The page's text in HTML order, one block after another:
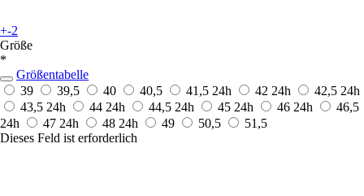
+-2
Größe
*
Größentabelle
39
39,5 40 40,5 41,5 24h 42 24h 42,5 24h
43,5 24h 44 24h 44,5 24h 45 24h 46 24h
46,5
24h
47 24h 48 24h 49 50,5
51,5
Dieses Feld ist erforderlich